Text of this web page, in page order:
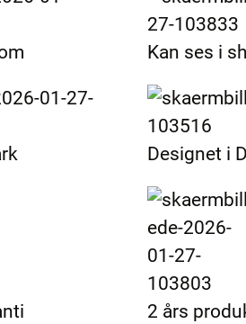
Kan ses i
Designet i
2 års